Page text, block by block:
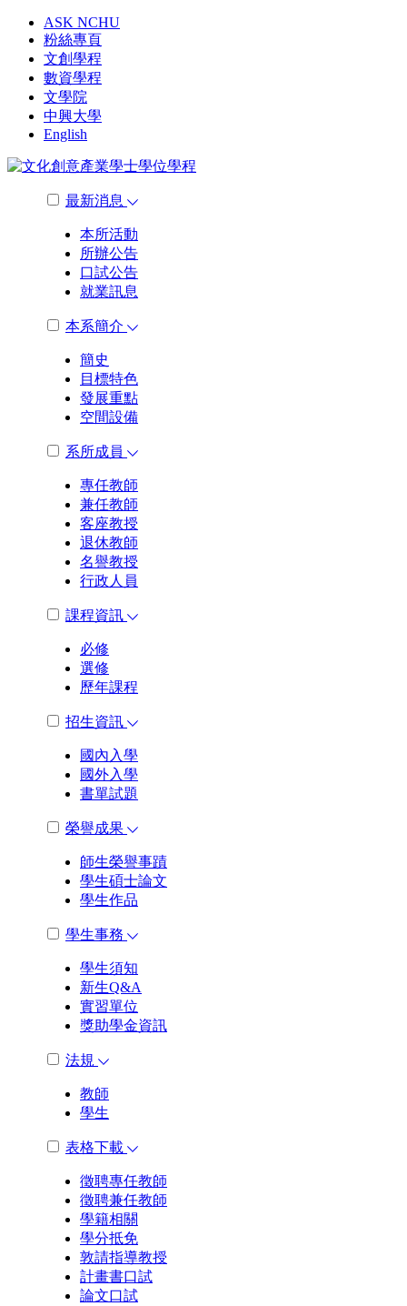
ASK NCHU
粉絲專頁
文創學程
數資學程
文學院
中興大學
English
最新消息
本所活動
所辦公告
口試公告
就業訊息
本系簡介
簡史
目標特色
發展重點
空間設備
系所成員
專任教師
兼任教師
客座教授
退休教師
名譽教授
行政人員
課程資訊
必修
選修
歷年課程
招生資訊
國內入學
國外入學
書單試題
榮譽成果
師生榮譽事蹟
學生碩士論文
學生作品
學生事務
學生須知
新生Q&A
實習單位
獎助學金資訊
法規
教師
學生
表格下載
徵聘專任教師
徵聘兼任教師
學籍相關
學分抵免
敦請指導教授
計畫書口試
論文口試